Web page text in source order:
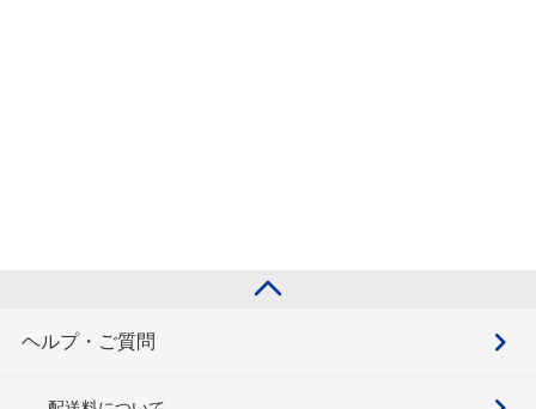
ヘルプ・ご質問